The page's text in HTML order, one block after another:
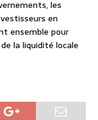
les
en
ensemble pour
la liquidité locale